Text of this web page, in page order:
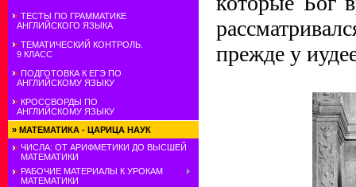
ТЕСТЫ ПО ГРАММАТИКЕ
АНГЛИЙСКОГО ЯЗЫКА
ТЕМАТИЧЕСКИЙ КОНТРОЛЬ.
9 КЛАСС
ПОДГОТОВКА К ЕГЭ ПО
АНГЛИЙСКОМУ ЯЗЫКУ
КРОССВОРДЫ ПО
АНГЛИЙСКОМУ ЯЗЫКУ
» МАТЕМАТИКА - ЦАРИЦА НАУК
ЧИСЛА: ОТ АРИФМЕТИКИ ДО ВЫСШЕЙ
МАТЕМАТИКИ
РАБОЧИЕ МАТЕРИАЛЫ К УРОКАМ
МАТЕМАТИКИ
прежде у